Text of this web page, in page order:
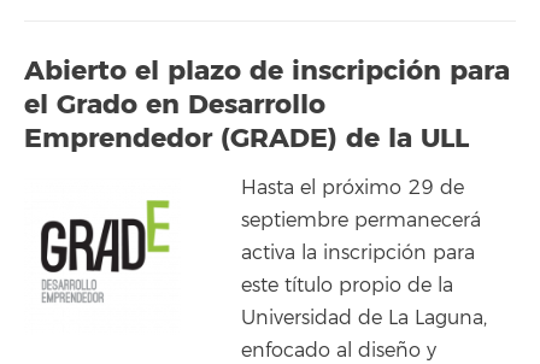
Abierto el plazo de inscripción para
el Grado en Desarrollo
Emprendedor (GRADE) de la ULL
Hasta el próximo 29 de
septiembre permanecerá
activa la inscripción para
este título propio de la
Universidad de La Laguna,
enfocado al diseño y